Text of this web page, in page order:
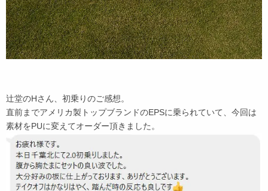
辻堂のHさん、初乗りのご感想。
直前までアメリカ製トップブランドのEPSに乗られていて、今回は
素材をPUに変えてオーダー頂きました。